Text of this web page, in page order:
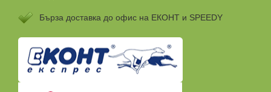
Бързa доставка до офис на ЕКОНТ и SPEEDY